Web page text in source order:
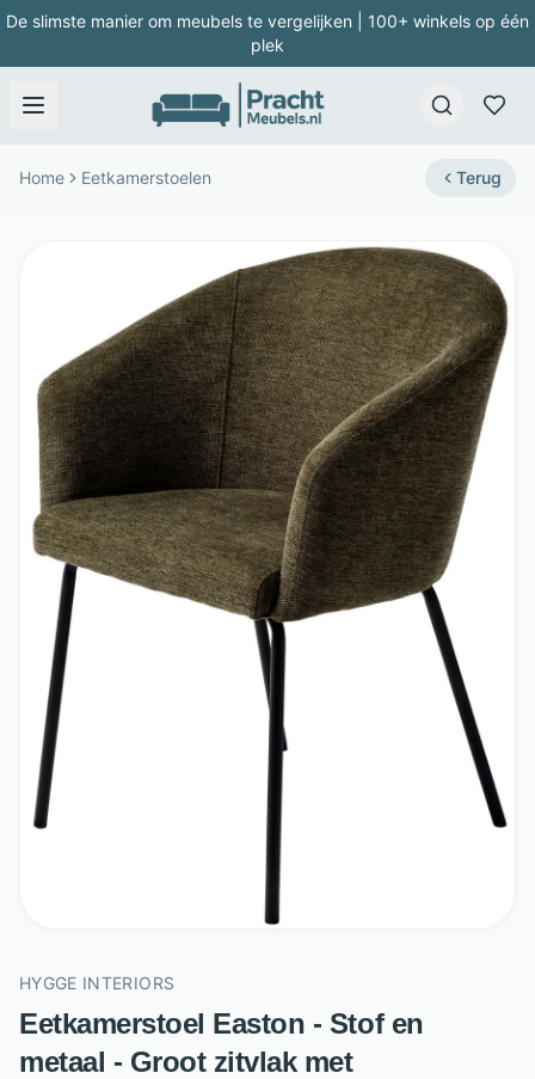
De slimste manier om meubels te vergelijken | 100+ winkels op één
plek
Home Eetkamerstoelen Terug
HYGGE INTERIORS
Eetkamerstoel Easton - Stof en
metaal - Groot zitvlak met